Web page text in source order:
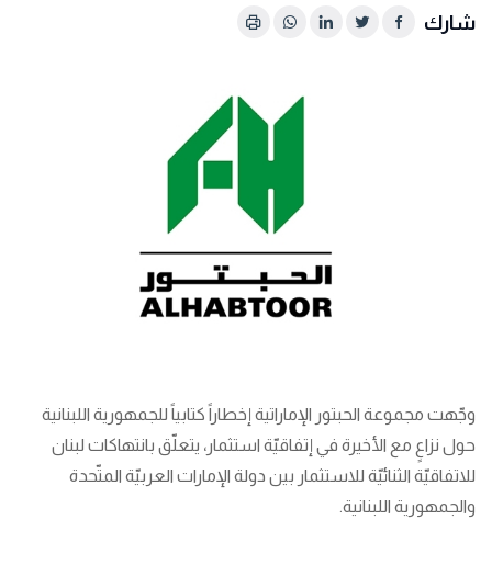
شارك
وجّهت مجموعة الحبتور الإماراتية إخطاراً كتابياً للجمهورية اللبنانية
حول نزاعٍ مع الأخيرة في إتفاقيّة استثمار، يتعلّق بانتهاكات لبنان
للاتفاقيّة الثنائيّة للاستثمار بين دولة الإمارات العربيّة المتّحدة
والجمهورية اللبنانية.